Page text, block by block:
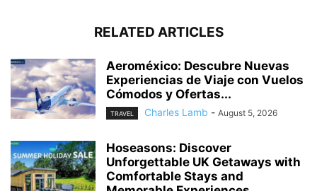
RELATED ARTICLES
Aeroméxico: Descubre Nuevas
Experiencias de Viaje con Vuelos
Cómodos y Ofertas...
TRAVEL Charles Lamb - August 5, 2026
Hoseasons: Discover
Unforgettable UK Getaways with
Comfortable Stays and